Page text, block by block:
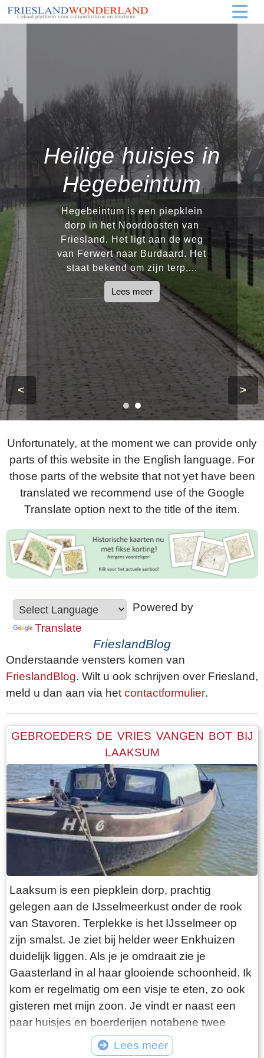
Heilige huisjes in
Hegebeintum
Hegebeintum is een piepklein
dorp in het Noordoosten van
Friesland. Het ligt aan de weg
van Ferwert naar Burdaard. Het
staat bekend om zijn terp,...
Lees meer
< >
Unfortunately, at the moment we can provide only
parts of this website in the English language. For
those parts of the website that not yet have been
translated we recommend use of the Google
Translate option next to the title of the item.
Powered by
Translate
FrieslandBlog
Onderstaande vensters komen van
FrieslandBlog. Wilt u ook schrijven over Friesland,
meld u dan aan via hetcontactformulier.
GEBROEDERS DE VRIES VANGEN BOT BIJ
LAAKSUM
Laaksum is een piepklein dorp, prachtig
gelegen aan de IJsselmeerkust onder de rook
van Stavoren. Terplekke is het IJsselmeer op
zijn smalst. Je ziet bij helder weer Enkhuizen
duidelijk liggen. Als je je omdraait zie je
Gaasterland in al haar glooiende schoonheid. Ik
kom er regelmatig om een visje te eten, zo ook
gisteren met mijn zoon. Je vindt er naast een
paar huisjes en boerderijen notabene twee
visrestaurants op steenworp afstand van elkaar.
Er schijnt het jaar rond voldoende klandizie te
Lees meer